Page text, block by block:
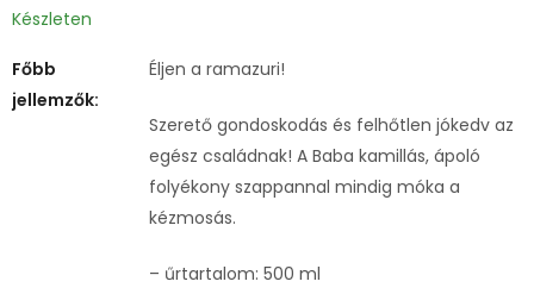
Készleten
Főbb
jellemzők:
Éljen a ramazuri!
Szerető gondoskodás és felhőtlen jókedv az
egész családnak! A Baba kamillás, ápoló
folyékony szappannal mindig móka a
kézmosás.
– űrtartalom: 500 ml